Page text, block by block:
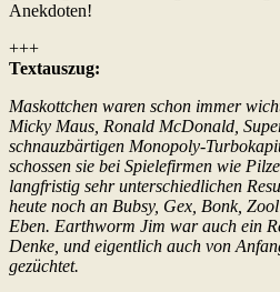
Anekdoten!
+++
Textauszug:
Maskottchen waren schon immer
Micky Maus, Ronald McDonald,
schnauzbärtigen Monopoly-
schossen sie bei Spielefirmen wie
langfristig sehr unterschiedlichen
heute noch an Bubsy, Gex, Bonk,
Eben. Earthworm Jim war auch ein
Denke, und eigentlich auch von
gezüchtet.